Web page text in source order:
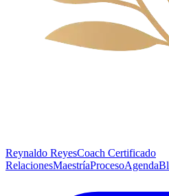
Reynaldo ReyesCoach Certificado
RelacionesMaestríaProcesoAgenda